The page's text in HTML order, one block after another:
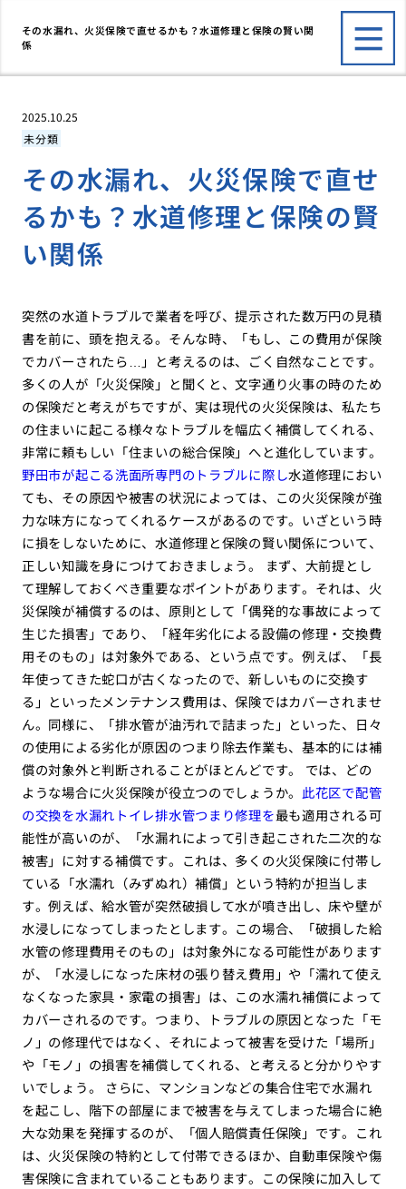
その水漏れ、火災保険で直せるかも？水道修理と保険の賢い関
係
2025.10.25
未分類
その水漏れ、火災保険で直せ
るかも？水道修理と保険の賢
い関係
突然の水道トラブルで業者を呼び、提示された数万円の見積
書を前に、頭を抱える。そんな時、「もし、この費用が保険
でカバーされたら…」と考えるのは、ごく自然なことです。
多くの人が「火災保険」と聞くと、文字通り火事の時のため
の保険だと考えがちですが、実は現代の火災保険は、私たち
の住まいに起こる様々なトラブルを幅広く補償してくれる、
非常に頼もしい「住まいの総合保険」へと進化しています。
野田市が起こる洗面所専門のトラブルに際し水道修理におい
ても、その原因や被害の状況によっては、この火災保険が強
力な味方になってくれるケースがあるのです。いざという時
に損をしないために、水道修理と保険の賢い関係について、
正しい知識を身につけておきましょう。 まず、大前提とし
て理解しておくべき重要なポイントがあります。それは、火
災保険が補償するのは、原則として「偶発的な事故によって
生じた損害」であり、「経年劣化による設備の修理・交換費
用そのもの」は対象外である、という点です。例えば、「長
年使ってきた蛇口が古くなったので、新しいものに交換す
る」といったメンテナンス費用は、保険ではカバーされませ
ん。同様に、「排水管が油汚れで詰まった」といった、日々
の使用による劣化が原因のつまり除去作業も、基本的には補
償の対象外と判断されることがほとんどです。 では、どの
ような場合に火災保険が役立つのでしょうか。 此花区で配管
の交換を水漏れトイレ排水管つまり修理を最も適用される可
能性が高いのが、「水漏れによって引き起こされた二次的な
被害」に対する補償です。これは、多くの火災保険に付帯し
ている「水濡れ（みずぬれ）補償」という特約が担当しま
す。例えば、給水管が突然破損して水が噴き出し、床や壁が
水浸しになってしまったとします。この場合、「破損した給
水管の修理費用そのもの」は対象外になる可能性があります
が、「水浸しになった床材の張り替え費用」や「濡れて使え
なくなった家具・家電の損害」は、この水濡れ補償によって
カバーされるのです。つまり、トラブルの原因となった「モ
ノ」の修理代ではなく、それによって被害を受けた「場所」
や「モノ」の損害を補償してくれる、と考えると分かりやす
いでしょう。 さらに、マンションなどの集合住宅で水漏れ
を起こし、階下の部屋にまで被害を与えてしまった場合に絶
大な効果を発揮するのが、「個人賠償責任保険」です。これ
は、火災保険の特約として付帯できるほか、自動車保険や傷
害保険に含まれていることもあります。この保険に加入して